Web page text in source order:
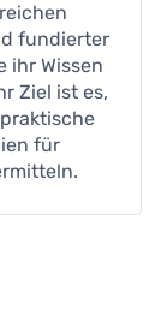
fundierter
ihr Wissen
Ziel ist es,
für